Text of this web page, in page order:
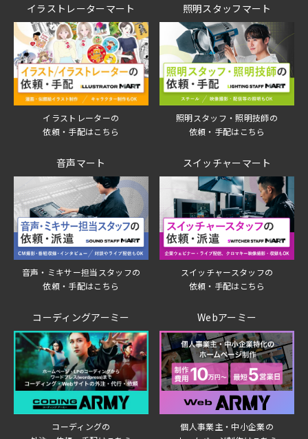
イラストレーターマート
イラストレーターの
依頼・手配はこちら
照明スタッフマート
照明スタッフ・照明技師の
依頼・手配はこちら
音声マート
音声・ミキサー担当スタッフの
依頼・手配はこちら
スイッチャーマート
スイッチャースタッフの
依頼・手配はこちら
コーディングアーミー
コーディングの
Webアーミー
個人事業主・中小企業の